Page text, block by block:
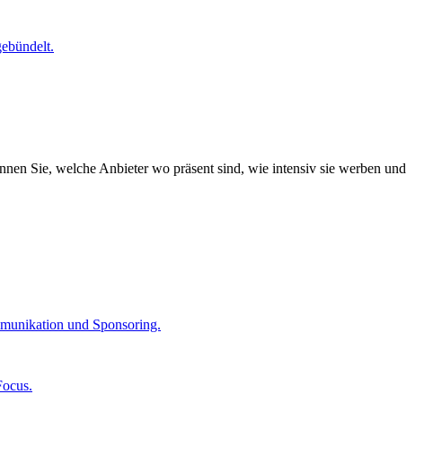
Sie, welche Anbieter wo präsent sind, wie intensiv sie werben und
und Sponsoring.